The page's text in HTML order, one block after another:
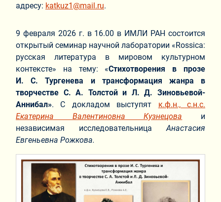
адресу: katkuz1@mail.ru.
9 февраля 2026 г. в 16.00 в ИМЛИ РАН состоится
открытый семинар научной лаборатории «Rossica:
русская литература в мировом культурном
контексте» на тему: «Стихотворения в прозе
И. С. Тургенева и трансформация жанра в
творчестве С. А. Толстой и Л. Д. Зиновьевой-
Аннибал». С докладом выступят к.ф.н., с.н.с.
Екатерина Валентиновна Кузнецова и
независимая исследовательницаАнастасия
Евгеньевна Рожкова.